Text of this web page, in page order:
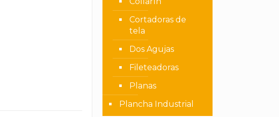
Cortadoras de
tela
Dos Agujas
Fileteadoras
Planas
Plancha Industrial